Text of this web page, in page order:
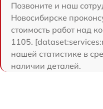
Позвоните и наш
Новосибирске
стоимость работ над
1105.
нашей статистике в
наличии деталей.